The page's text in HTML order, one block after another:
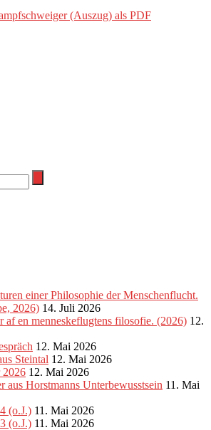
(Auszug) als PDF
einer Philosophie der Menschenflucht.
2026) 14. Juli 2026
af en menneskeflugtens filosofie. (2026) 12.
12. Mai 2026
Steintal 12. Mai 2026
2026 12. Mai 2026
aus Horstmanns Unterbewusstsein 11. Mai
(o.J.) 11. Mai 2026
(o.J.) 11. Mai 2026